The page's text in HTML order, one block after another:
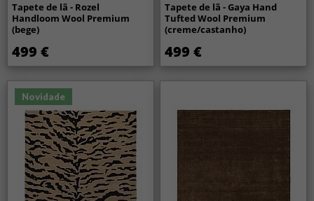
Tapete de lã - Rozel
Handloom Wool Premium
(bege)
499 €
Tapete de lã - Gaya Hand
Tufted Wool Premium
(creme/castanho)
499 €
Novidade